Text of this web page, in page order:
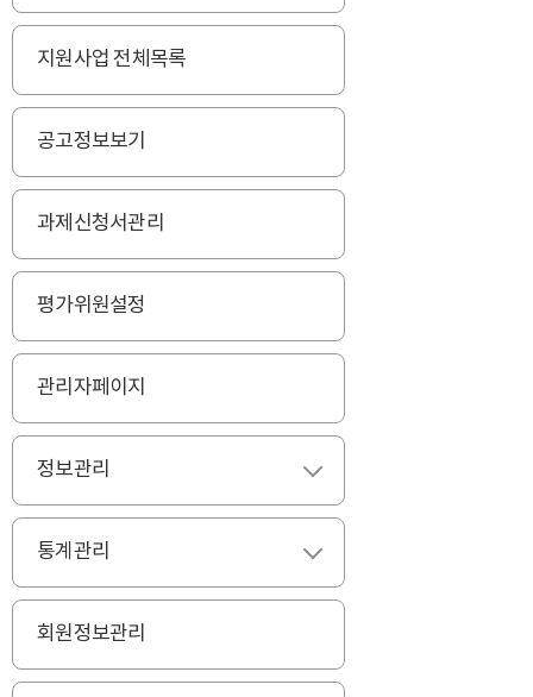
지원사업 전체목록
공고정보보기
과제신청서관리
평가위원설정
관리자페이지
정보관리
통계관리
회원정보관리